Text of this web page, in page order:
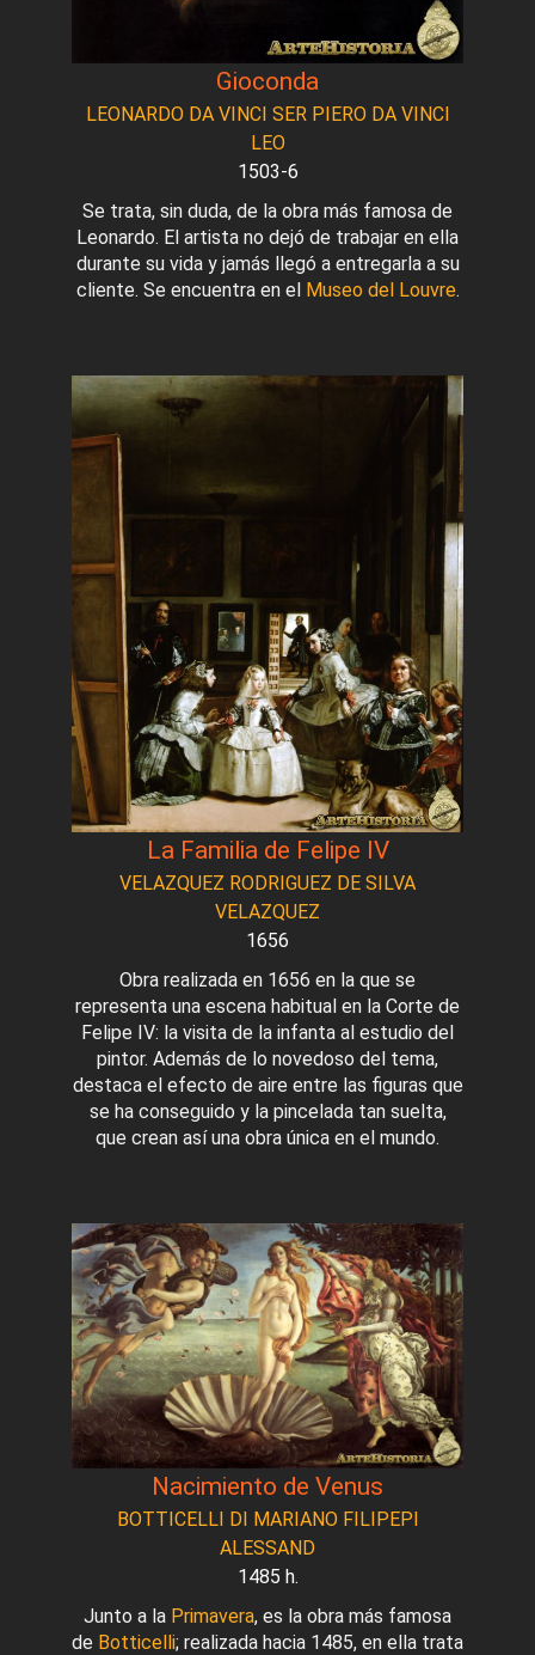
Gioconda
LEONARDO DA VINCI SER PIERO DA VINCI
LEO
1503-6
Se trata, sin duda, de la obra más famosa de
Leonardo. El artista no dejó de trabajar en ella
durante su vida y jamás llegó a entregarla a su
cliente. Se encuentra en el Museo del Louvre.
La Familia de Felipe IV
VELAZQUEZ RODRIGUEZ DE SILVA
VELAZQUEZ
1656
Obra realizada en 1656 en la que se
representa una escena habitual en la Corte de
Felipe IV: la visita de la infanta al estudio del
pintor. Además de lo novedoso del tema,
destaca el efecto de aire entre las figuras que
se ha conseguido y la pincelada tan suelta,
que crean así una obra única en el mundo.
Nacimiento de Venus
BOTTICELLI DI MARIANO FILIPEPI
ALESSAND
1485 h.
Junto a la Primavera, es la obra más famosa
de Botticelli; realizada hacia 1485, en ella trata